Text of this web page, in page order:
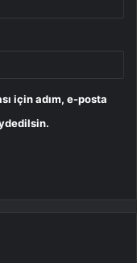
için adım, e-posta